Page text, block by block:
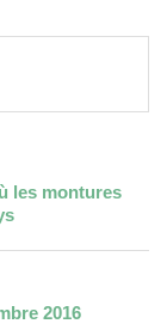
les montures
2016